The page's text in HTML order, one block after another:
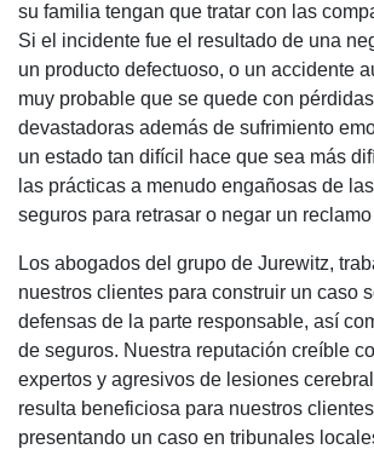
su familia tengan que tratar con las
Si el incidente fue el resultado de una
un producto defectuoso, o un accidente
muy probable que se quede con
devastadoras además de sufrimiento
un estado tan difícil hace que sea más
las prácticas a menudo engañosas de
seguros para retrasar o negar un
Los abogados del grupo de Jurewitz,
nuestros clientes para construir un caso
defensas de la parte responsable, así
de seguros. Nuestra reputación creíble
expertos y agresivos de lesiones
resulta beneficiosa para nuestros
presentando un caso en tribunales